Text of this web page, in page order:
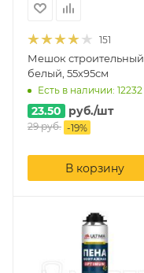
151
Мешок строительный,
белый, 55х95см
Есть в наличии: 12232
23.50 руб./шт
29руб. -19%
В корзину